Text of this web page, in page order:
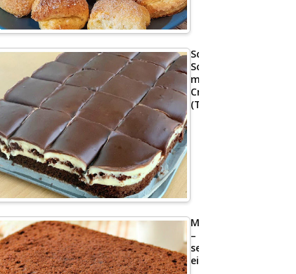
Schoko
Schnitte
mit
Creme
(Tassenrezept)
–
sehr
einfach